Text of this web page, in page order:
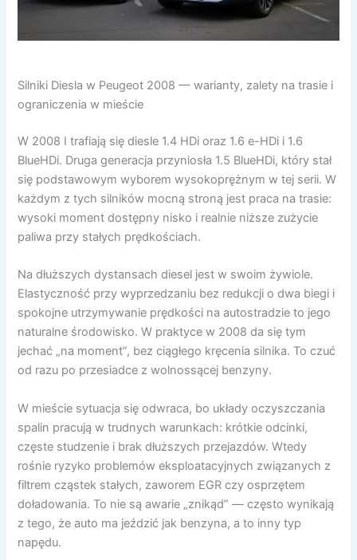
Silniki Diesla w Peugeot 2008 — warianty, zalety na trasie i
ograniczenia w mieście
W 2008 I trafiają się diesle 1.4 HDi oraz 1.6 e-HDi i 1.6
BlueHDi. Druga generacja przyniosła 1.5 BlueHDi, który stał
się podstawowym wyborem wysokoprężnym w tej serii. W
każdym z tych silników mocną stroną jest praca na trasie:
wysoki moment dostępny nisko i realnie niższe zużycie
paliwa przy stałych prędkościach.
Na dłuższych dystansach diesel jest w swoim żywiole.
Elastyczność przy wyprzedzaniu bez redukcji o dwa biegi i
spokojne utrzymywanie prędkości na autostradzie to jego
naturalne środowisko. W praktyce w 2008 da się tym
jechać „na moment”, bez ciągłego kręcenia silnika. To czuć
od razu po przesiadce z wolnossącej benzyny.
W mieście sytuacja się odwraca, bo układy oczyszczania
spalin pracują w trudnych warunkach: krótkie odcinki,
częste studzenie i brak dłuższych przejazdów. Wtedy
rośnie ryzyko problemów eksploatacyjnych związanych z
filtrem cząstek stałych, zaworem EGR czy osprzętem
doładowania. To nie są awarie „znikąd” — często wynikają
z tego, że auto ma jeździć jak benzyna, a to inny typ
napędu.